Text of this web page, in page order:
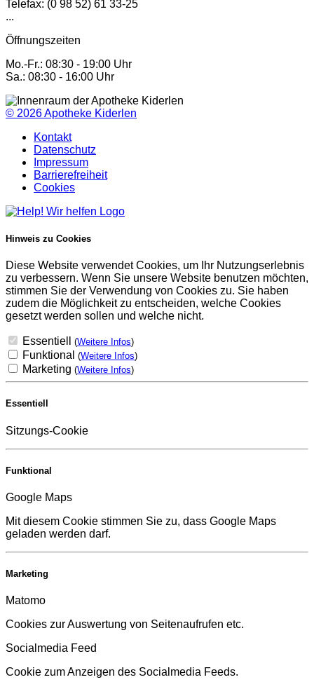
Telefax: (0 98 52) 61 33-25
...
Öffnungszeiten
Mo.-Fr.: 08:30 - 19:00 Uhr
Sa.: 08:30 - 16:00 Uhr
© 2026Apotheke Kiderlen
Kontakt
Datenschutz
Impressum
Barrierefreiheit
Cookies
Hinweis zu Cookies
Diese Website verwendet Cookies, um Ihr Nutzungserlebnis
zu verbessern. Wenn Sie unsere Website benutzen möchten,
stimmen Sie der Verwendung von Cookies zu. Sie haben
zudem die Möglichkeit zu entscheiden, welche Cookies
gesetzt werden sollen und welche nicht.
Essentiell (Weitere Infos)
Funktional (Weitere Infos)
Marketing (Weitere Infos)
Essentiell
Sitzungs-Cookie
Funktional
Google Maps
Mit diesem Cookie stimmen Sie zu, dass Google Maps
geladen werden darf.
Marketing
Matomo
Cookies zur Auswertung von Seitenaufrufen etc.
Socialmedia Feed
Cookie zum Anzeigen des Socialmedia Feeds.